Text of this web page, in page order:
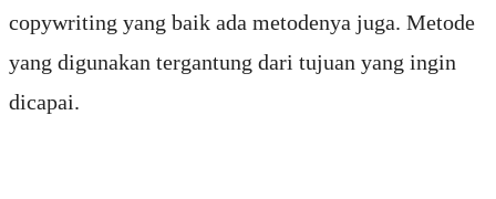
copywriting yang baik ada metodenya juga. Metode
yang digunakan tergantung dari tujuan yang ingin
dicapai.